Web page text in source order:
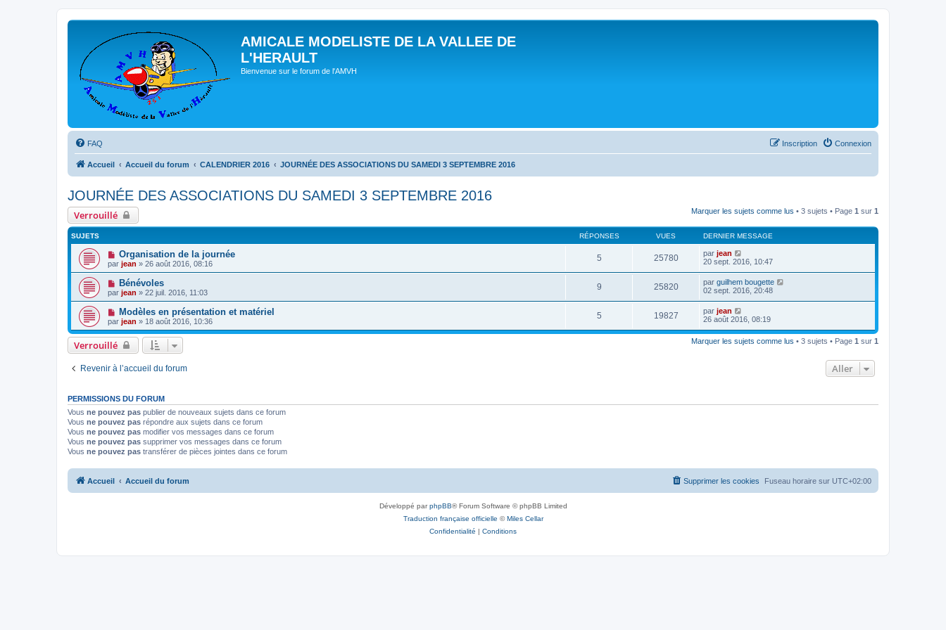
AMICALE MODELISTE DE LA VALLEE DE
L'HERAULT
Bienvenue sur le forum de l'AMVH
FAQ Connexion
Inscription
Accueil Accueil du forum CALENDRIER 2016 JOURNÉE DES ASSOCIATIONS DU SAMEDI 3 SEPTEMBRE 2016
JOURNÉE DES ASSOCIATIONS DU SAMEDI 3 SEPTEMBRE 2016
Verrouillé Marquer les sujets comme lus • 3 sujets • Page 1 sur 1
SUJETS RÉPONSES VUES DERNIER MESSAGE
Organisation de la journée
par jean » 26 août 2016, 08:16
5 25780 par jean
20 sept. 2016, 10:47
Bénévoles
par jean » 22 juil. 2016, 11:03
9 25820 par guilhem bougette
02 sept. 2016, 20:48
Modèles en présentation et matériel
par jean » 18 août 2016, 10:36
5 19827 par jean
26 août 2016, 08:19
Verrouillé Marquer les sujets comme lus • 3 sujets • Page 1 sur 1
Revenir à l’accueil du forum Aller
PERMISSIONS DU FORUM
Vous ne pouvez pas publier de nouveaux sujets dans ce forum
Vous ne pouvez pas répondre aux sujets dans ce forum
Vous ne pouvez pas modifier vos messages dans ce forum
Vous ne pouvez pas supprimer vos messages dans ce forum
Vous ne pouvez pas transférer de pièces jointes dans ce forum
Accueil Accueil du forum Fuseau horaire sur UTC+02:00
Supprimer les cookies
Développé parphpBB® Forum Software © phpBB Limited
Traduction française officielle ©Miles Cellar
Confidentialité | Conditions